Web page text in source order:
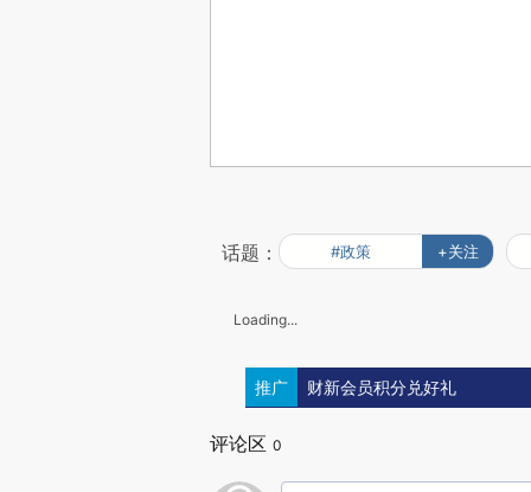
话题： #政策 +关注
Loading...
推广 财新会员积分兑好礼
评论区 0